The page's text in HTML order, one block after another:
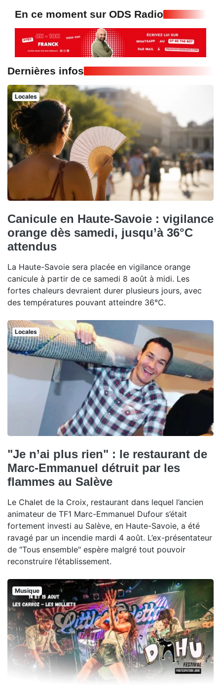
En ce moment sur ODS Radio
Dernières infos
Locales
Canicule en Haute-Savoie : vigilance
orange dès samedi, jusqu’à 36°C
attendus
La Haute-Savoie sera placée en vigilance orange
canicule à partir de ce samedi 8 août à midi. Les
fortes chaleurs devraient durer plusieurs jours, avec
des températures pouvant atteindre 36°C.
Locales
"Je n’ai plus rien" : le restaurant de
Marc-Emmanuel détruit par les
flammes au Salève
Le Chalet de la Croix, restaurant dans lequel l’ancien
animateur de TF1 Marc-Emmanuel Dufour s’était
fortement investi au Salève, en Haute-Savoie, a été
ravagé par un incendie mardi 4 août. L’ex-présentateur
de "Tous ensemble" espère malgré tout pouvoir
reconstruire l’établissement.
Musique